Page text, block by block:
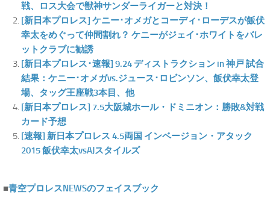
戦、ロス大会で獣神サンダーライガーと対決！
[新日本プロレス] ケニー･オメガとコーディ･ローデスが飯伏
幸太をめぐって仲間割れ？ ケニーがジェイ･ホワイトをバレ
ットクラブに勧誘
[新日本プロレス･速報] 9.24 ディストラクション in 神戸 試合
結果：ケニー･オメガvs.ジュース･ロビンソン、飯伏幸太登
場、タッグ王座戦3本目、他
[新日本プロレス] 7.5大阪城ホール・ドミニオン：勝敗&対戦
カード予想
[速報] 新日本プロレス 4.5両国 インベージョン・アタック
2015 飯伏幸太vsAJスタイルズ
■青空プロレスNEWSのフェイスブック